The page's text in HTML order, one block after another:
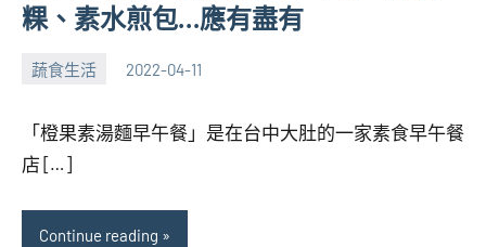
粿、素水煎包…應有盡有
蔬食生活 2022-04-11
張
芋
No
「橙果素湯麵早午餐」是在台中大肚的一家素食早午餐
店 […]
Continue reading